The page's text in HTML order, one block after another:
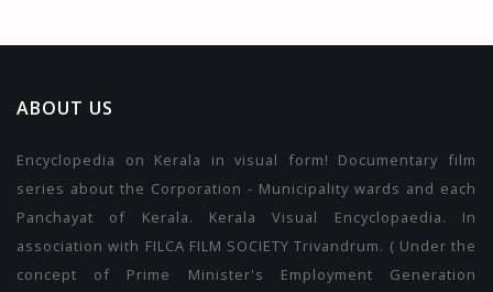
ABOUT US
Encyclopedia on Kerala in visual form! Documentary film
series about the Corporation - Municipality wards and each
Panchayat of Kerala. Kerala Visual Encyclopaedia. In
association with FILCA FILM SOCIETY Trivandrum. ( Under the
concept of Prime Minister's Employment Generation